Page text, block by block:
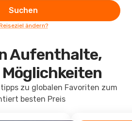
Suchen
ändern?
Aufenthalte,
Möglichkeiten
zu globalen Favoriten zum
besten Preis